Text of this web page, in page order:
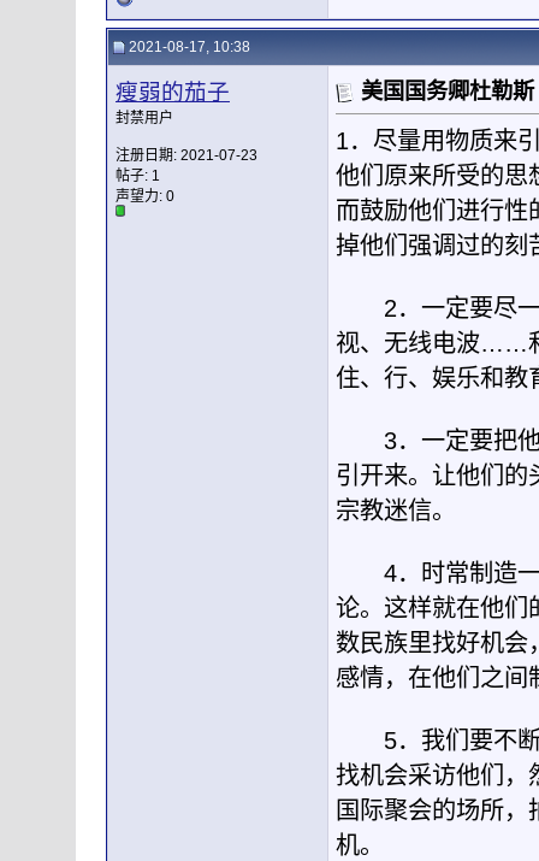
2021-08-17, 10:38
瘦弱的茄子
封禁用户
注册日期: 2021-07-23
帖子: 1
声望力: 0
美国国务卿杜勒
1．尽量用物质来
他们原来所受的思
而鼓励他们进行性
掉他们强调过的刻
2．一定要尽一
视、无线电波……
住、行、娱乐和教
3．一定要把他
引开来。让他们的
宗教迷信。
4．时常制造一
论。这样就在他们
数民族里找好机会
感情，在他们之间
5．我们要不断
找机会采访他们，
国际聚会的场所
机。